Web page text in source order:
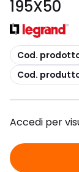
195X50
copia
Cod.
copia
Cod.
Accedi per